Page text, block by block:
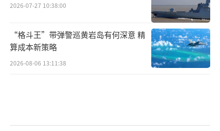
2026-07-27 10:38:00
“格斗王”带弹警巡黄岩岛有何深意 精
算成本新策略
2026-08-06 13:11:38